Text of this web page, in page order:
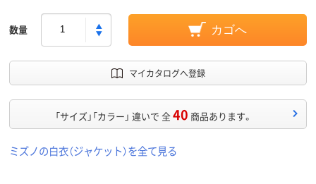
数量 カゴへ
マイカタログへ登録
「サイズ」「カラー」 違いで 全40 商品あります。
ミズノの白衣（ジャケット）を全て見る